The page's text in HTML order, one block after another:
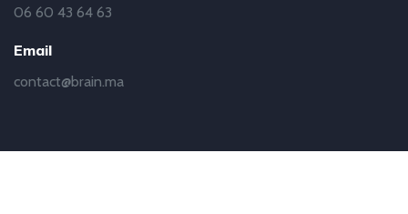
06 60 43 64 63
Email
contact@brain.ma